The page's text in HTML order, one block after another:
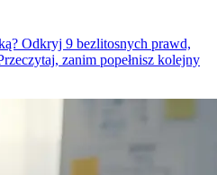
Odkryj 9 bezlitosnych prawd,
zanim popełnisz kolejny